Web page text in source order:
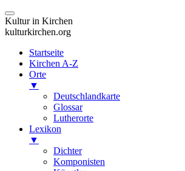
Kultur in Kirchen
kulturkirchen.org
Startseite
Kirchen A-Z
Orte
▼
Deutschlandkarte
Glossar
Lutherorte
Lexikon
▼
Dichter
Komponisten